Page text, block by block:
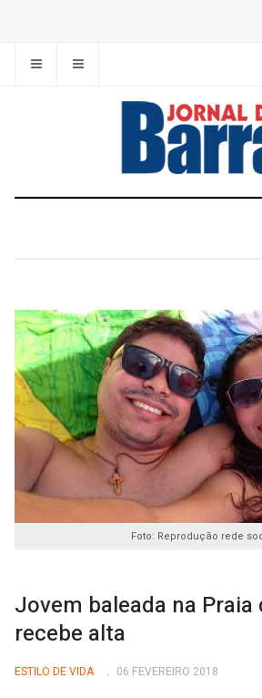
Foto: Reprodução rede
Jovem baleada na Praia
recebe alta
ESTILO DE VIDA 06 FEVEREIRO 2018